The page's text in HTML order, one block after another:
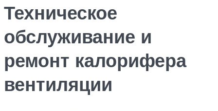
Техническое
обслуживание и
ремонт калорифера
вентиляции